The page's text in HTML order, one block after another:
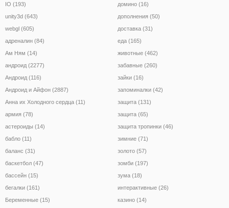
IO (193)
unity3d (643)
webgl (605)
адреналин (84)
Ам Ням (14)
андроид (2277)
Андроид (116)
Андроид и Айфон (2887)
Анна их Холодного сердца (11)
армия (78)
астероиды (14)
бабло (11)
баланс (31)
баскетбол (47)
бассейн (15)
бегалки (161)
Беременные (15)
домино (16)
дополнения (50)
доставка (31)
еда (165)
животные (462)
забавные (260)
зайки (16)
запоминалки (42)
защита (131)
защита (65)
защита тропинки (46)
зимние (71)
золото (57)
зомби (197)
зума (18)
интерактивные (26)
казино (14)